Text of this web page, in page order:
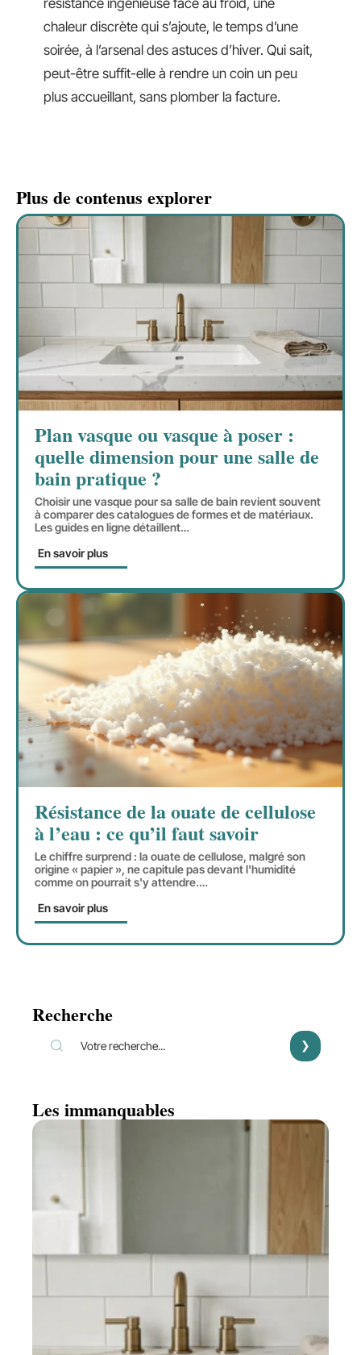
chaleur discrète qui s’ajoute, le temps d’une
soirée, à l’arsenal des astuces d’hiver. Qui sait,
peut-être suffit-elle à rendre un coin un peu
plus accueillant, sans plomber la facture.
Plus de contenus explorer
Plan vasque ou vasque à poser :
quelle dimension pour une salle de
bain pratique ?
Choisir une vasque pour sa salle de bain revient souvent
à comparer des catalogues de formes et de matériaux.
Les guides en ligne détaillent…
En savoir plus
Résistance de la ouate de cellulose
à l’eau : ce qu’il faut savoir
Le chiffre surprend : la ouate de cellulose, malgré son
origine « papier », ne capitule pas devant l'humidité
comme on pourrait s'y attendre.…
En savoir plus
Recherche
Les immanquables